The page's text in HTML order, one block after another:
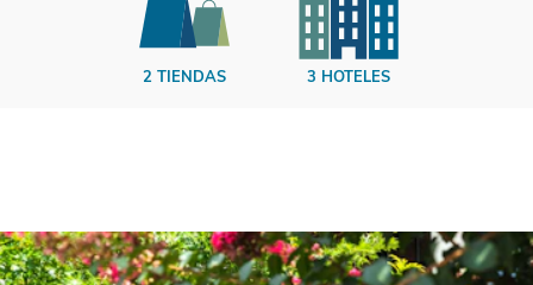
2 TIENDAS 3 HOTELES